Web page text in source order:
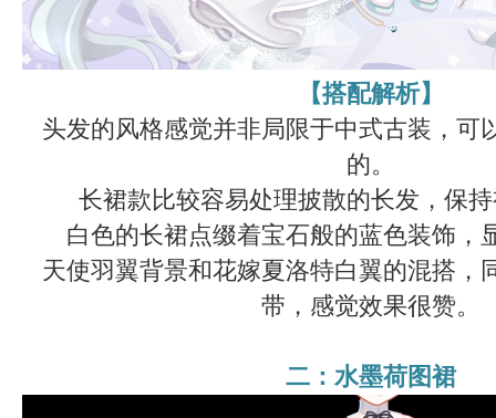
【搭配解析】
头发的风格感觉并非局限于中式古装，可
的。
长裙款比较容易处理披散的长发，保
白色的长裙点缀着宝石般的蓝色装饰，
天使羽翼背景和花嫁夏洛特白翼的混搭，
带，感觉效果很赞。
二：水墨荷图裙